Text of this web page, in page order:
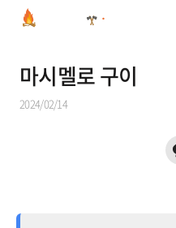
마시멜로 구이
2024/02/14